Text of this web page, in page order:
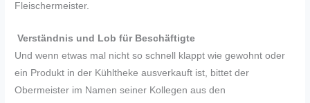
Fleischermeister.
Verständnis und Lob für Beschäftigte
Und wenn etwas mal nicht so schnell klappt wie gewohnt oder
ein Produkt in der Kühltheke ausverkauft ist, bittet der
Obermeister im Namen seiner Kollegen aus den